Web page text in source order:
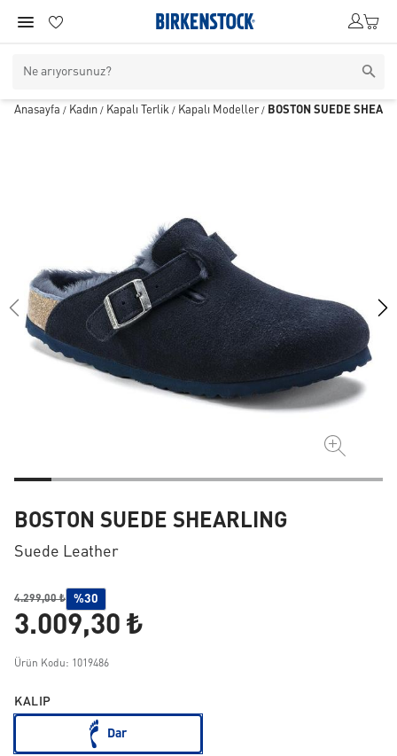
Anasayfa / Kadın / Kapalı Terlik / Kapalı Modeller / BOSTON SUEDE
BOSTON SUEDE SHEARLING
Suede Leather
4.299,00 ₺ %30
3.009,30 ₺
Ürün Kodu: 1019486
KALIP
Dar